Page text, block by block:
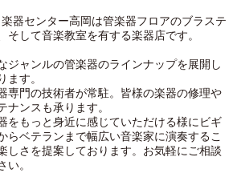
楽器センター高岡は管楽器フロアのブラステ
そして音楽教室を有する楽器店です。
ジャンルの管楽器のラインナップを展開し
ます。
専門の技術者が常駐。皆様の楽器の修理や
ナンスも承ります。
をもっと身近に感じていただける様にビギ
らベテランまで幅広い音楽家に演奏するこ
しさを提案しております。お気軽にご相談
い。